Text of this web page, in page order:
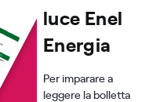
luce Enel
Energia
Per imparare a
leggere la bolletta